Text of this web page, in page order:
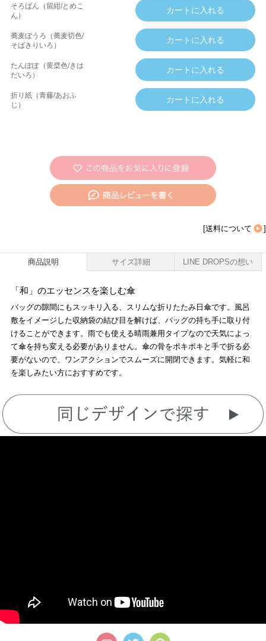
そろばん（留紺/とめこ
ん）
蕎麦ぼうろ（蕎麦切色/
そばきりいろ）
たんぽぽ（黄檗色/きは
だいろ）
折り紙（青藤/あおふ
じ）
[送料について ]
商品説明 サイズ詳細 LINE DROPSの想い
「和」のエッセンスを楽しむ傘
バッグの隙間にもスッキリ入る、スリムな折りたたみ日傘です。風呂
敷をイメージした収納袋の結び目を解けば、バッグの持ち手に取り付
けることができます。雨でも使える晴雨兼用タイプなので天気によっ
て傘を持ち変える必要がありません。傘の骨をポキポキと手で折る必
要がないので、ワンアクションでスムーズに開閉できます。気軽に和
を楽しみたい方におすすめです。